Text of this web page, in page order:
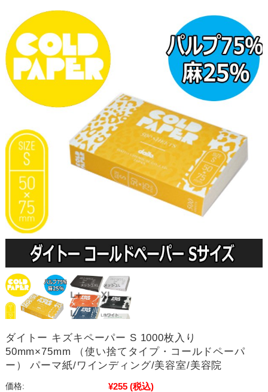
ダイトー キズキペーパー S 1000枚入り
50mm×75mm （使い捨てタイプ・コールドペーパ
ー） パーマ紙/ワインディング/美容室/美容院
価格: ¥255 (税込)